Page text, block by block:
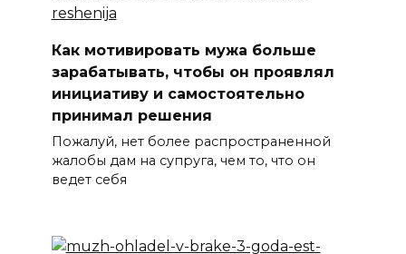
Как мотивировать мужа больше
зарабатывать, чтобы он проявлял
инициативу и самостоятельно
принимал решения
Пожалуй, нет более распространенной
жалобы дам на супруга, чем то, что он
ведет себя